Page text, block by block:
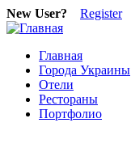
New User? Register
Главная
Города Украины
Отели
Рестораны
Портфолио